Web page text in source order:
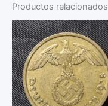
2
Centavos
-
Acero
-
Unc
cantidad
Productos relacionados